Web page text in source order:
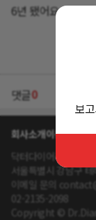
6년 됐어요.
댓글0
회사소개이용약관개
닥터다이어리 대표 :
서울특별시 강남구
이메일 문의
02-2135-2098
Copyright ©
보